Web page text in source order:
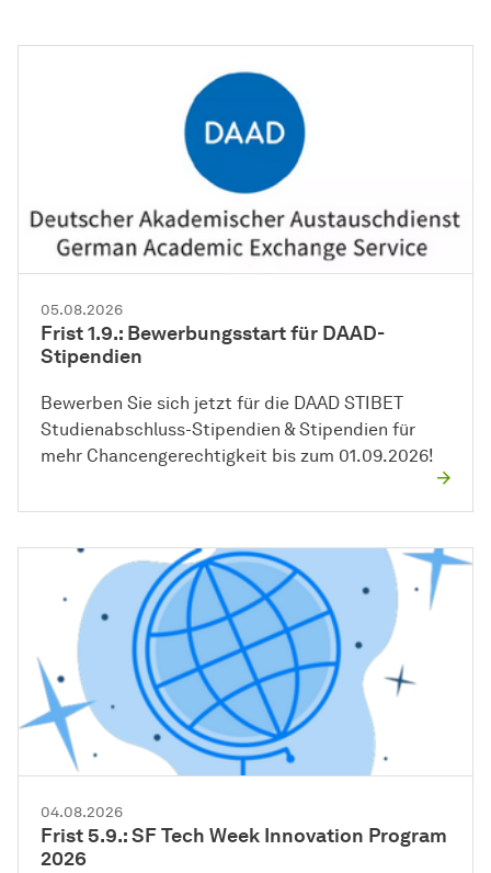
05.08.2026
Frist 1.9.: Bewerbungsstart für DAAD-
Stipendien
Bewerben Sie sich jetzt für die DAAD STIBET
Studienabschluss-Stipendien & Stipendien für
mehr Chancengerechtigkeit bis zum 01.09.2026!
04.08.2026
Frist 5.9.: SF Tech Week Innovation Program
2026